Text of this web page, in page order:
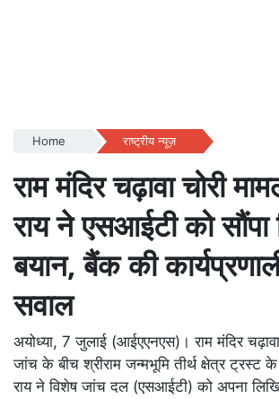
Home राष्ट्रीय न्यूज़
राम मंदिर चढ़ावा चोरी
राय ने एसआईटी को
बयान, बैंक की
सवाल
अयोध्या, 7 जुलाई (आईएएनएस)। राम मंदिर
जांच के बीच श्रीराम जन्मभूमि तीर्थ क्षेत्र ट्रस्ट
राय ने विशेष जांच दल (एसआईटी) को अपना